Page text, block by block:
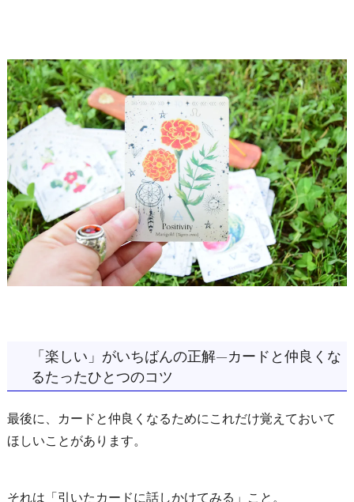
「楽しい」がいちばんの正解—カードと仲良くな
るたったひとつのコツ
最後に、カードと仲良くなるためにこれだけ覚えておいて
ほしいことがあります。
それは「引いたカードに話しかけてみる」こと。